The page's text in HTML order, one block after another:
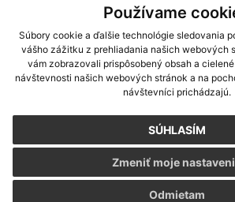
Používame
Súbory cookie a ďalšie technológie sledovania
vášho zážitku z prehliadania našich webových
vám zobrazovali prispôsobený obsah a
návštevnosti našich webových stránok a na
návštevníci prichádzajú.
SÚHLASÍM
Odmietam
Zmeniť moje